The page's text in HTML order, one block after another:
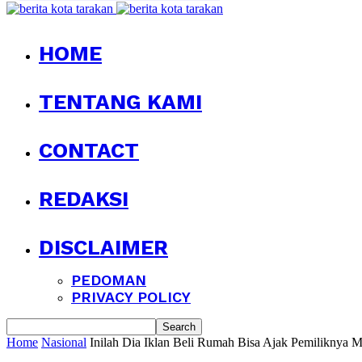
HOME
TENTANG KAMI
CONTACT
REDAKSI
DISCLAIMER
PEDOMAN
PRIVACY POLICY
Home Nasional Inilah Dia Iklan Beli Rumah Bisa Ajak Pemiliknya